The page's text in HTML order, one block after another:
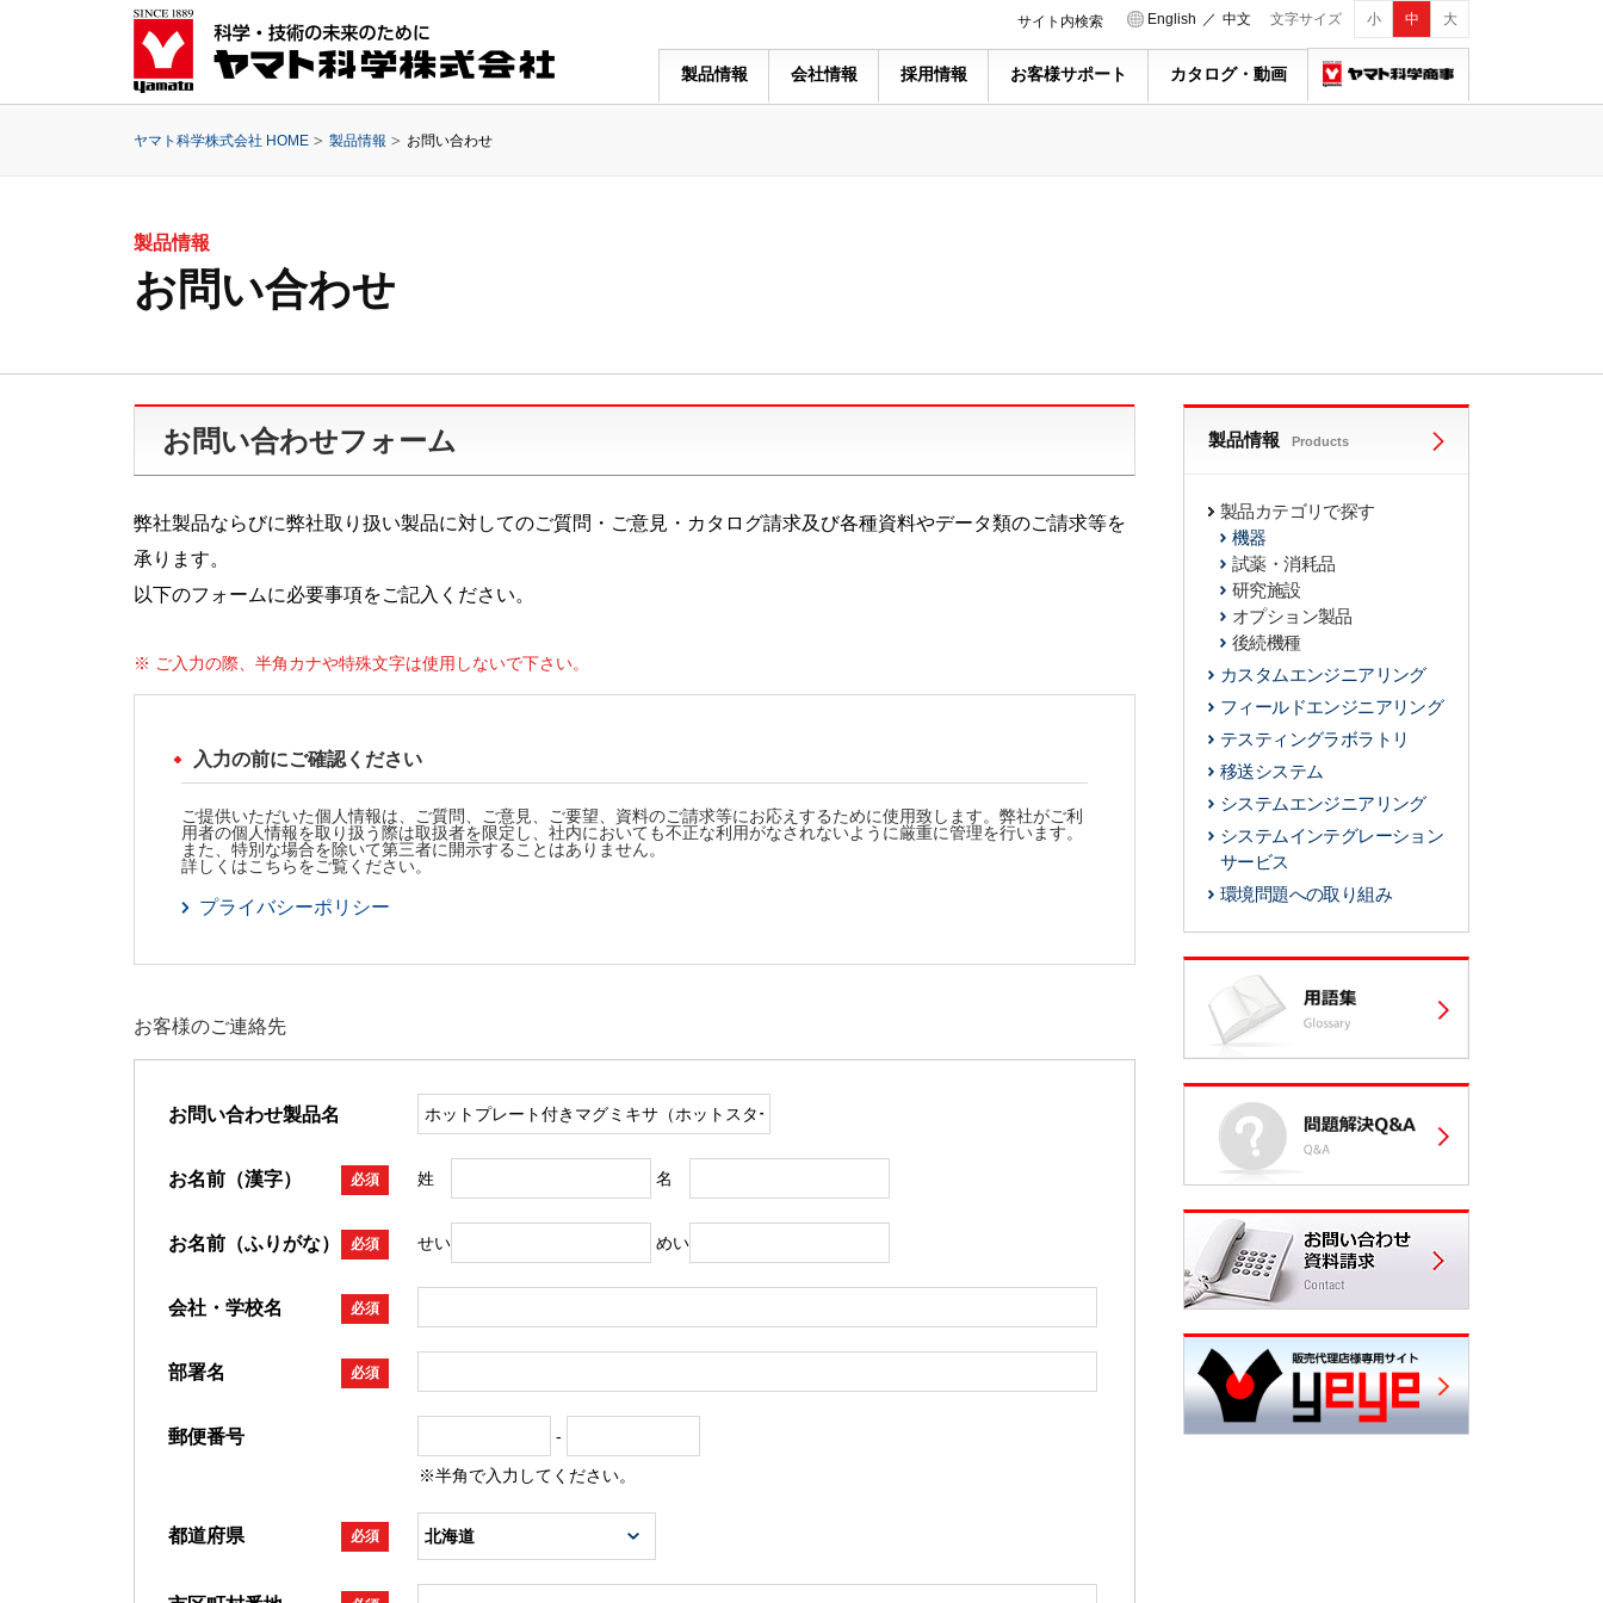
文字サイズ 小 中 大
English ／ 中文
サイト内検索
製品情報 会社情報 採用情報 お客様サポート カタログ・動画
ヤマト科学株式会社 HOME 製品情報 お問い合わせ
製品情報
お問い合わせ
お問い合わせフォーム
弊社製品ならびに弊社取り扱い製品に対してのご質問・ご意見・カタログ請求及び各種資料やデータ類のご請求等を
承ります。
以下のフォームに必要事項をご記入ください。
※ ご入力の際、半角カナや特殊文字は使用しないで下さい。
入力の前にご確認ください
ご提供いただいた個人情報は、ご質問、ご意見、ご要望、資料のご請求等にお応えするために使用致します。弊社がご利
用者の個人情報を取り扱う際は取扱者を限定し、社内においても不正な利用がなされないように厳重に管理を行います。
また、特別な場合を除いて第三者に開示することはありません。
詳しくはこちらをご覧ください。
プライバシーポリシー
お客様のご連絡先
お問い合わせ製品名
お名前（漢字） 必須 姓 名
お名前（ふりがな） 必須 せい めい
会社・学校名 必須
部署名 必須
郵便番号 -
※半角で入力してください。
都道府県 必須
製品情報 Products
製品カテゴリで探す
機器
試薬・消耗品
研究施設
オプション製品
後続機種
カスタムエンジニアリング
フィールドエンジニアリング
テスティングラボラトリ
移送システム
システムエンジニアリング
システムインテグレーション
サービス
環境問題への取り組み